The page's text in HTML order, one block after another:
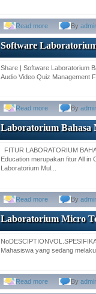
Read more By
Software
Share | Software Laboratorium
Audio Video Quiz Management
Read more By
Laboratorium Bahasa
FITUR LABORATORIUM
Education merupakan fitur All in
Laboratorium Mul...
Read more By
Laboratorium Micro
Mahasiswa yang sedang
Read more By